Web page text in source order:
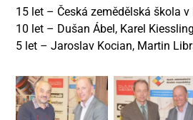
15 let – Česká zemědělská škola
10 let – Dušan Ábel, Karel Kiessling
5 let – Jaroslav Kocian, Martin